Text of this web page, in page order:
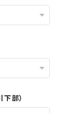
部）